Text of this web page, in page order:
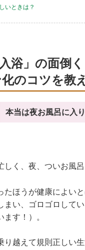
いときは？
入浴」の面倒
のコツを教
本当は夜お風呂に入
しく、夜、ついお風
たほうが健康によい
まい、ゴロゴロして
ます！）。
り越えて規則正しい